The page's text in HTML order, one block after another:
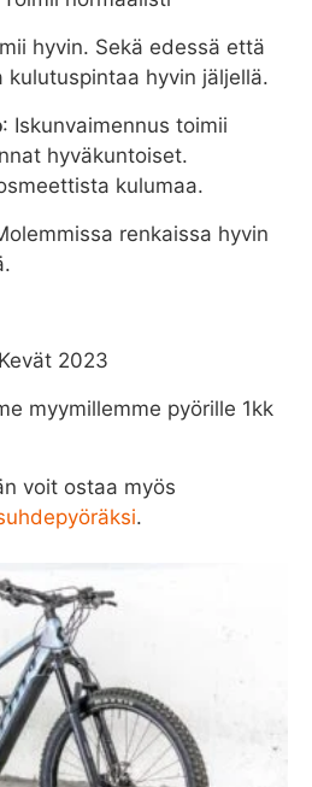
hyvin. Sekä edessä että
kulutuspintaa hyvin jäljellä.
: Iskunvaimennus toimii
hyväkuntoiset.
kulumaa.
renkaissa hyvin
Kevät 2023
myymillemme pyörille 1kk
voit ostaa myös
.